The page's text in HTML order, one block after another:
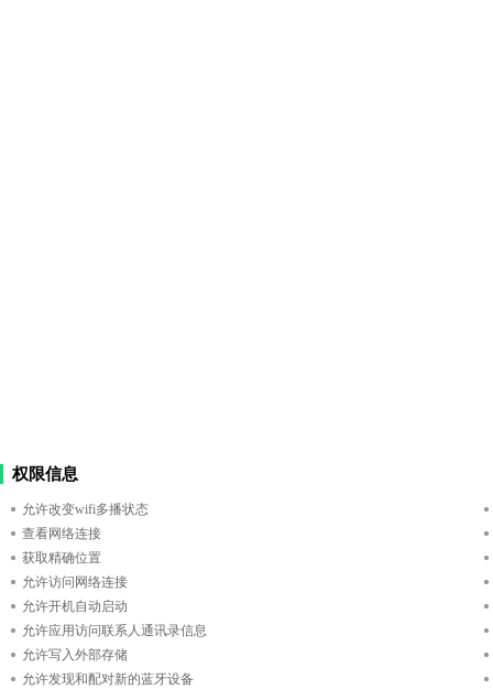
权限信息
允许改变wifi多播状态
查看网络连接
获取精确位置
允许访问网络连接
允许开机自动启动
允许应用访问联系人通讯录信息
允许写入外部存储
允许发现和配对新的蓝牙设备